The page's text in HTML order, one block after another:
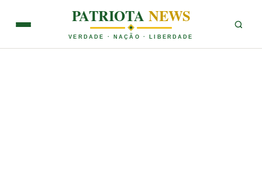
PATRIOTANEWS
VERDADE · NAÇÃO · LIBERDADE